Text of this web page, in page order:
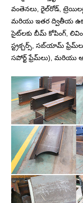
వంతెనలు, రైల్‌రోడ్,
మరియు ఇతర ద్వితీయ
సైట్‌లకు బీమ్ కోపింగ్,
స్ట్రక్చర్స్, సబ్‌యామ్
సపోర్ట్ ఫ్రేమ్‌లు),